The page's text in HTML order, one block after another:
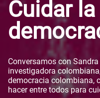
Cuidar la
Conversamos con
investigadora
democracia colombiana,
hacer entre todos para